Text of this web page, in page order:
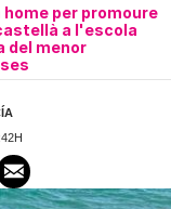
per promoure
a l'escola
del menor